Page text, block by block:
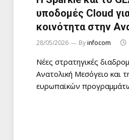
υποδομές Cloud
κοινότητα στην
28/05/2026 Byinfocom
Νέες στρατηγικές
Ανατολική Μεσόγειο και
ευρωπαϊκών